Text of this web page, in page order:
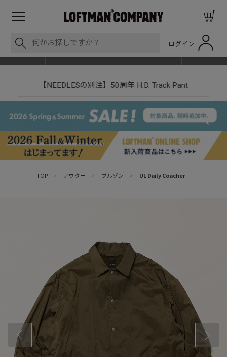
ログイン
【NEEDLESの別注】50周年 H.D. Track Pant
TOP > アウター > ブルゾン > UL Daily Coacher